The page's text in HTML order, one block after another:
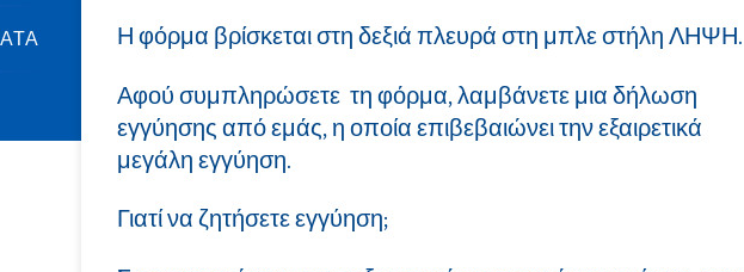
Η φόρμα βρίσκεται στη δεξιά πλευρά στη μπλε στήλη ΛΗΨΗ.
Αφού συμπληρώσετε τη φόρμα, λαμβάνετε μια δήλωση
εγγύησης από εμάς, η οποία επιβεβαιώνει την εξαιρετικά
μεγάλη εγγύηση.
Γιατί να ζητήσετε εγγύηση;